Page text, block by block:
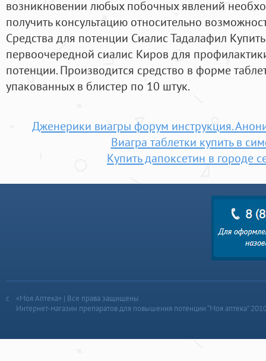
возникновении любых побочных явлений
получить консультацию относительно
Средства для потенции Сиалис Тадалафил
первоочередной сиалис Киров для
потенции. Производится средство в форме
упакованных в блистер по 10 штук.
Дженерики виагры форум инструкция.
Виагра таблетки купить в
Купить дапоксетин в городе
«Моя Аптека» | Все права защищены
Интернет-магазин препаратов для повышения потенции “Моя аптека”